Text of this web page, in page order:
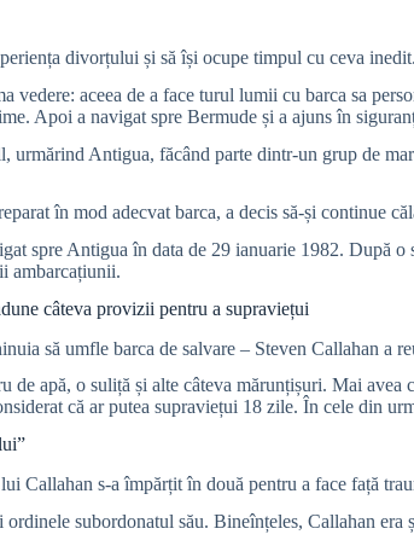
divorțului și să își ocupe timpul cu ceva inedit.
vedere: aceea de a face turul lumii cu barca sa
Apoi a navigat spre Bermude și a ajuns în
urmărind Antigua, făcând parte dintr-un grup de
în mod adecvat barca, a decis să-și continue
spre Antigua în data de 29 ianuarie 1982. După
ambarcațiunii.
câteva provizii pentru a supraviețui
să umfle barca de salvare – Steven Callahan a
apă, o suliță și alte câteva mărunțișuri. Mai
că ar putea supraviețui 18 zile. În cele din
Callahan s-a împărțit în două pentru a face față
subordonatul său. Bineînțeles, Callahan era